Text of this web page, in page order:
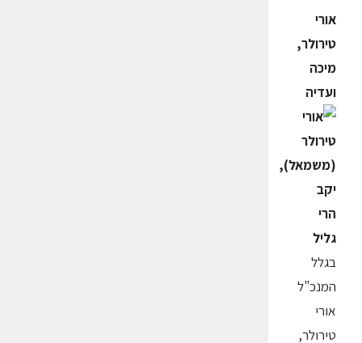
אורי
טירולר,
מיכה
ועדיה
בגלל
המנכ"ל
אורי
טירולר,